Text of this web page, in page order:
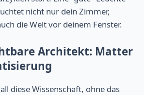
nicht nur dein Zimmer,
die Welt vor deinem Fenster.
Architekt: Matter
diese Wissenschaft, ohne das